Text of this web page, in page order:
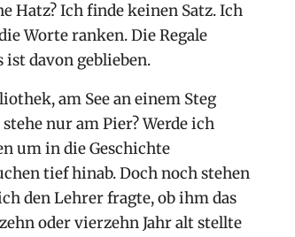
Hatz? Ich finde keinen Satz. Ich
Worte ranken. Die Regale
ist davon geblieben.
am See an einem Steg
nur am Pier? Werde ich
um in die Geschichte
tief hinab. Doch noch stehen
den Lehrer fragte, ob ihm das
oder vierzehn Jahr alt stellte